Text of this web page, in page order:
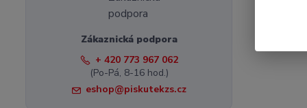
Zákaznická podpora
+ 420 773 967 062
(Po-Pá, 8-16 hod.)
eshop@piskutekzs.cz